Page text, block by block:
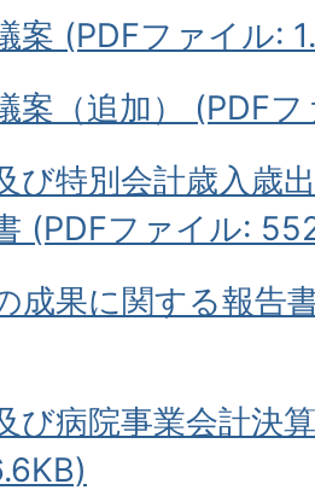
案 (PDFファイル:
案（追加） (PDF
び特別会計歳入歳
(PDFファイル:
成果に関する報告
び病院事業会計決